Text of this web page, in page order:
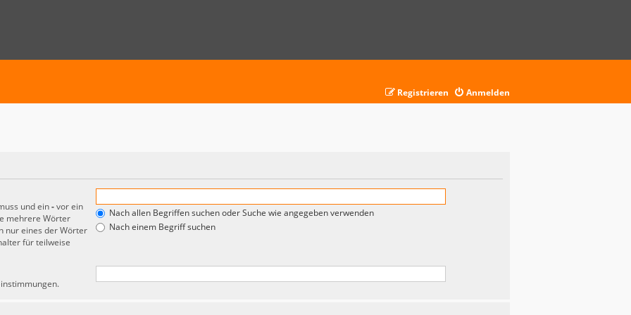
Anmelden
Registrieren
und ein-vor ein
mehrere Wörter
nur eines der Wörter
für teilweise
Nach allen Begriffen suchen oder Suche wie angegeben verwenden
Nach einem Begriff suchen